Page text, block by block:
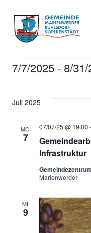
Inhalt
springen
7/7/2025 - 8/
Juli 2025
MO.
7
Infrastruktur
07/07/25 @ 19:00 -
Marienwerder
MI.
9